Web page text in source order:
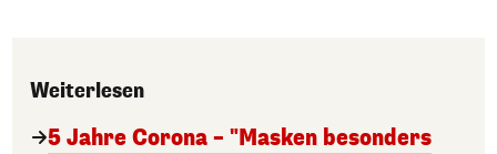
Weiterlesen
5 Jahre Corona – "Masken besonders